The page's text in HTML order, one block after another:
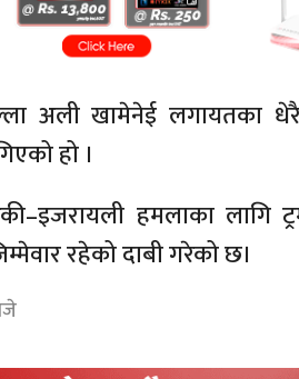
अली खामेनेई लगायतका
हो ।
हमलाका लागि
रहेको दाबी गरेको छ।